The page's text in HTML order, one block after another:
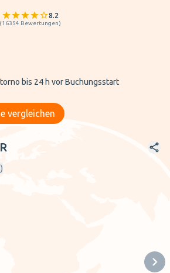
8.2
(16354 Bewertungen)
bis 24 h vor Buchungsstart
vergleichen
)